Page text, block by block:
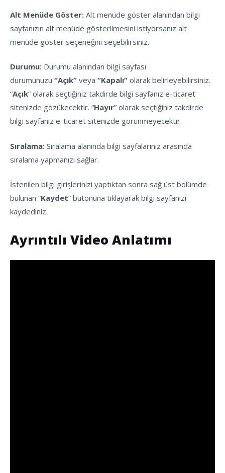
Alt Menüde Göster: Alt menüde göster alanından bilgi
sayfanızın alt menüde gösterilmesini istiyorsanız alt
menüde göster seçeneğini seçebilirsiniz.
Durumu: Durumu alanından bilgi sayfası
durumunuzu “Açık” veya “Kapalı” olarak belirleyebilirsiniz.
“Açık” olarak seçtiğiniz takdirde bilgi sayfanız e-ticaret
sitenizde gözükecektir. “Hayır” olarak seçtiğiniz takdirde
bilgi sayfanız e-ticaret sitenizde görünmeyecektir.
Sıralama: Sıralama alanında bilgi sayfalarınız arasında
sıralama yapmanızı sağlar.
İstenilen bilgi girişlerinizi yaptıktan sonra sağ üst bölümde
bulunan “Kaydet” butonuna tıklayarak bilgi sayfanızı
kaydediniz.
Ayrıntılı Video Anlatımı